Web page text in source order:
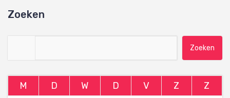
Zoeken
M D W D V Z Z